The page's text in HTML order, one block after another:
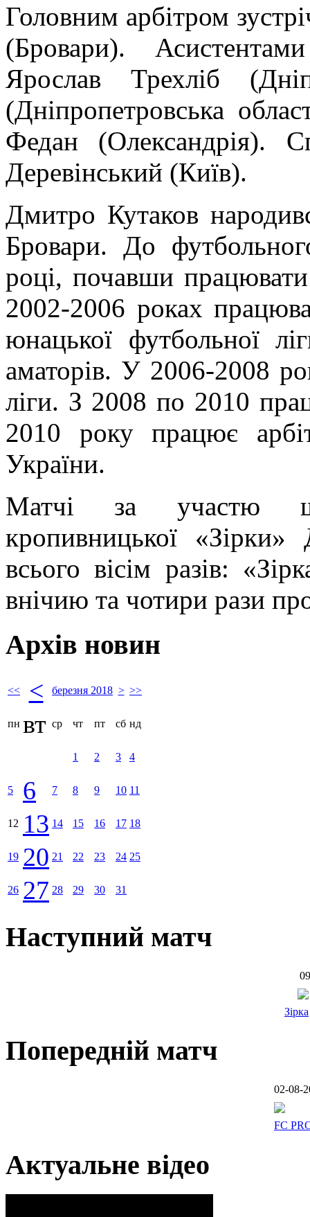
Головним арбітром
(Бровари).
Ярослав Трехліб
(Дніпропетровська
Федан (Олександрія).
Деревінський (Київ).
Дмитро Кутаков
Бровари. До
році, почавши
2002-2006 роках
юнацької футбольної
аматорів. У 2006-2008
ліги. З 2008 по 2010
2010 року працює
України.
Матчі за участю
кропивницької «Зірки»
всього вісім разів:
внічию та чотири рази
Архів новин
<< < березня 2018 > >>
пн вт ср чт пт сб нд
1 2 3 4
5 6 7 8 9 10 11
12 13 14 15 16 17 18
19 20 21 22 23 24 25
26 27 28 29 30 31
Наступний матч
Зірка
Попередній матч
02-08-
FC
Актуальне відео